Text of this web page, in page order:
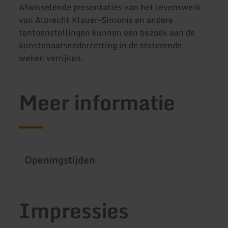
Afwisselende presentaties van het levenswerk
van Albrecht Klauer-Simonis en andere
tentoonstellingen kunnen een bezoek aan de
kunstenaarsnederzetting in de resterende
weken verrijken.
Meer informatie
Openingstijden
Impressies